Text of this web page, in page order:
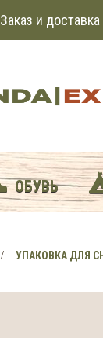
Заказ и доставка
ОБУВЬ
УПАКОВКА ДЛЯ